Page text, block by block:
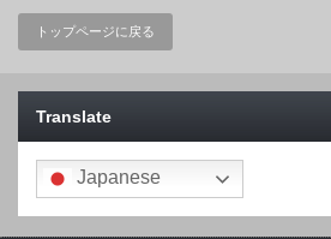
トップページに戻る
Translate
Japanese